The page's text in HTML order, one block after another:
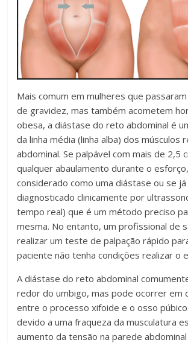
Mais comum em mulheres que
de gravidez, mas também acometem
obesa, a diástase do reto abdominal é
da linha média (linha alba) dos músculos
abdominal. Se palpável com mais de 2,5
qualquer abaulamento durante o
considerado como uma diástase ou se
diagnosticado clinicamente por
tempo real) que é um método preciso
mesma. No entanto, um profissional de
realizar um teste de palpação rápido
paciente não tenha condições realizar o
A diástase do reto abdominal
redor do umbigo, mas pode ocorrer em
entre o processo xifoide e o osso
devido a uma fraqueza da musculatura
aumento da tensão na parede